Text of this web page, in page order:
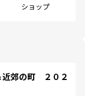
ショップ
郊の町 ２０２